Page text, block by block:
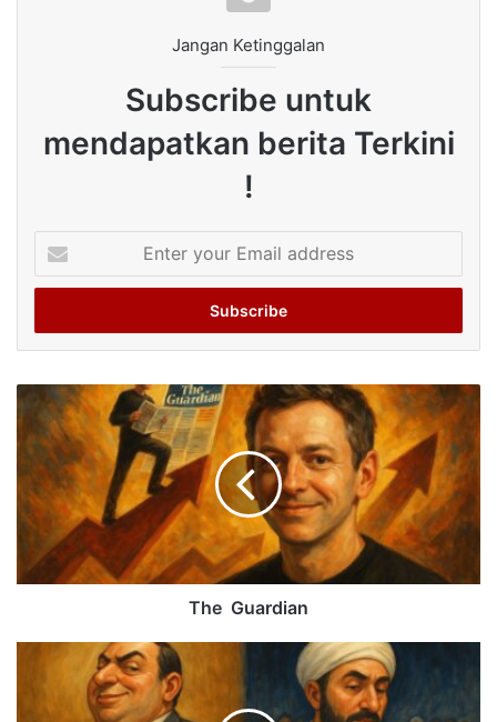
Jangan Ketinggalan
Subscribe untuk
mendapatkan berita Terkini
!
your
Email
The Guardian